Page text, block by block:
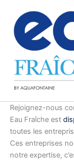
contenu
Rejoignez-nous
Eau Fraîche est
toutes les
Ces entreprises
notre expertise,